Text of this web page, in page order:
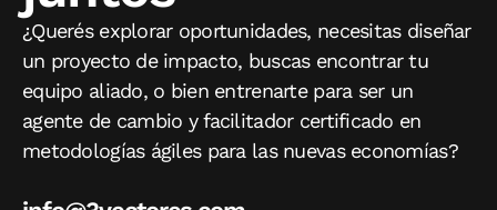
¿Querés explorar oportunidades, necesitas diseñar
un proyecto de impacto, buscas encontrar tu
equipo aliado, o bien entrenarte para ser un
agente de cambio y facilitador certificado en
metodologías ágiles para las nuevas economías?